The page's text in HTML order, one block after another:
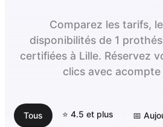
Comparez les tarifs,
disponibilités de 1
certifiées à Lille. Réservez
clics avec acompte
Tous ⭐ 4.5 et plus 📅